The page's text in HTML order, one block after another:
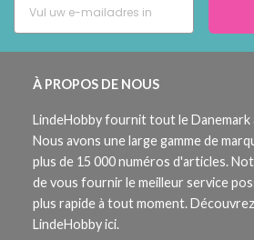
À PROPOS DE NOUS
LindeHobby fournit tout le Danemark
Nous avons une large gamme de
plus de 15 000 numéros d'articles.
de vous fournir le meilleur service
plus rapide à tout moment.
LindeHobby ici.